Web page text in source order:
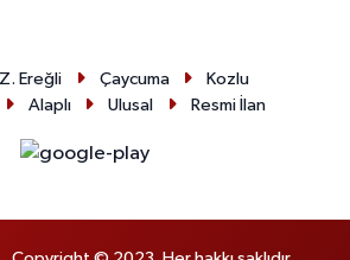
Ereğli Çaycuma
Kozlu
Alaplı Ulusal Resmi İlan